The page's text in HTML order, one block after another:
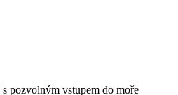
pozvolným vstupem do moře